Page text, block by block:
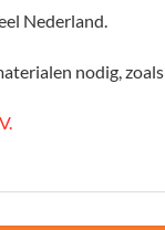
Nederland.
nodig,